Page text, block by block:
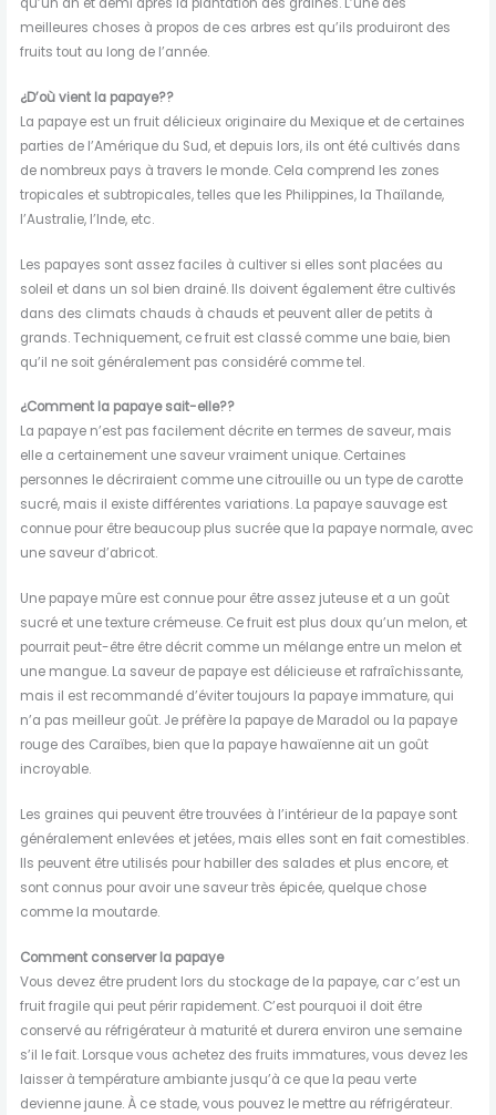
meilleures choses à propos de ces arbres est qu’ils produiront des
fruits tout au long de l’année.
¿D’où vient la papaye??
La papaye est un fruit délicieux originaire du Mexique et de certaines
parties de l’Amérique du Sud, et depuis lors, ils ont été cultivés dans
de nombreux pays à travers le monde. Cela comprend les zones
tropicales et subtropicales, telles que les Philippines, la Thaïlande,
l’Australie, l’Inde, etc.
Les papayes sont assez faciles à cultiver si elles sont placées au
soleil et dans un sol bien drainé. Ils doivent également être cultivés
dans des climats chauds à chauds et peuvent aller de petits à
grands. Techniquement, ce fruit est classé comme une baie, bien
qu’il ne soit généralement pas considéré comme tel.
¿Comment la papaye sait-elle??
La papaye n’est pas facilement décrite en termes de saveur, mais
elle a certainement une saveur vraiment unique. Certaines
personnes le décriraient comme une citrouille ou un type de carotte
sucré, mais il existe différentes variations. La papaye sauvage est
connue pour être beaucoup plus sucrée que la papaye normale, avec
une saveur d’abricot.
Une papaye mûre est connue pour être assez juteuse et a un goût
sucré et une texture crémeuse. Ce fruit est plus doux qu’un melon, et
pourrait peut-être être décrit comme un mélange entre un melon et
une mangue. La saveur de papaye est délicieuse et rafraîchissante,
mais il est recommandé d’éviter toujours la papaye immature, qui
n’a pas meilleur goût. Je préfère la papaye de Maradol ou la papaye
rouge des Caraïbes, bien que la papaye hawaïenne ait un goût
incroyable.
Les graines qui peuvent être trouvées à l’intérieur de la papaye sont
généralement enlevées et jetées, mais elles sont en fait comestibles.
Ils peuvent être utilisés pour habiller des salades et plus encore, et
sont connus pour avoir une saveur très épicée, quelque chose
comme la moutarde.
Comment conserver la papaye
Vous devez être prudent lors du stockage de la papaye, car c’est un
fruit fragile qui peut périr rapidement. C’est pourquoi il doit être
conservé au réfrigérateur à maturité et durera environ une semaine
s’il le fait. Lorsque vous achetez des fruits immatures, vous devez les
laisser à température ambiante jusqu’à ce que la peau verte
devienne jaune. À ce stade, vous pouvez le mettre au réfrigérateur.